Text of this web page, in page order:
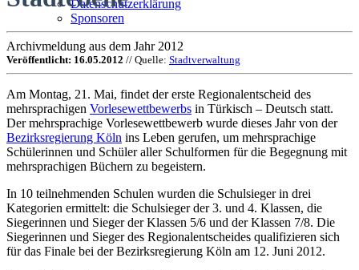
Datenschutzerklärung
Sponsoren
Archivmeldung aus dem Jahr 2012
Veröffentlicht: 16.05.2012 // Quelle: Stadtverwaltung
Am Montag, 21. Mai, findet der erste Regionalentscheid des
mehrsprachigen Vorlesewettbewerbs in Türkisch – Deutsch statt.
Der mehrsprachige Vorlesewettbewerb wurde dieses Jahr von der
Bezirksregierung Köln ins Leben gerufen, um mehrsprachige
Schülerinnen und Schüler aller Schulformen für die Begegnung mit
mehrsprachigen Büchern zu begeistern.
In 10 teilnehmenden Schulen wurden die Schulsieger in drei
Kategorien ermittelt: die Schulsieger der 3. und 4. Klassen, die
Siegerinnen und Sieger der Klassen 5/6 und der Klassen 7/8. Die
Siegerinnen und Sieger des Regionalentscheides qualifizieren sich
für das Finale bei der Bezirksregierung Köln am 12. Juni 2012.